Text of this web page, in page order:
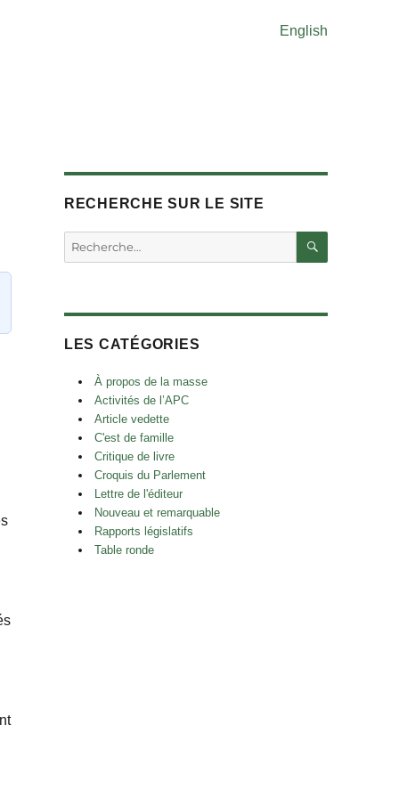
English
RECHERCHE SUR LE SITE
Rechercher :
LES CATÉGORIES
À propos de la masse
Activités de l’APC
Article vedette
C'est de famille
Critique de livre
Croquis du Parlement
Lettre de l'éditeur
Nouveau et remarquable
Rapports législatifs
Table ronde